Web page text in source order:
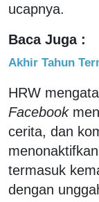
ucapnya.
Baca Juga :
Akhir Tahun
HRW
Facebook
cerita, dan
termasuk
dengan